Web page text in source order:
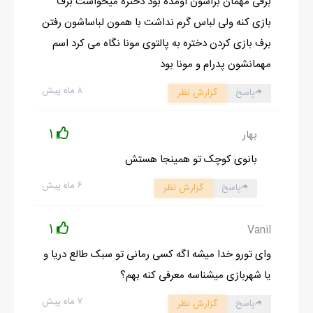
بعدهمینطور که میرفت گفت
_معلوم نیست چه جونوریه خطرناک شدن این دخترا جدیدا.بدبخت
شوهرش..
پوزخند زدم و راه افتادم..خیلی سخت بود یکی دوبار خیابونا رو رفتم و
برگشتم ولی بالاخره رسیدم.
زنگو زدم و در باز شد.رفتم داخل تا رسیدن به در ورودی قر دادم و شعر
_مست مستم واااای جامو ببر بالاااا بسپر به دست باااااد می پرسم کن
تو عالم مستییییی امشب شب...
دیگه به "یلداست" آخرش نرسیدم دیدم یکی دیگه تو خونس.یه خانوم
_شماااا؟
_سلام خانم من شهربانو هستم با شوهرم نادر و با یکی به اسم
فرنگیس خدمتکارتون هستیم.
بازی کنه ولی لباس گرم نداشت با همون لباساشون رفتن
برف بازی کردن دختره به پالتوی مونا نگاه می کرد اسم
مهمانشون پدرام و مونا بود
۸ ماه پیش پاسخ گزارش نظر
بهار 1
بانوی کوچک تو همینجا هستش
۶ ماه پیش پاسخ گزارش نظر
Vanil
1
وای تورو خدا میشه اگه کسی رمانی تو سبک طالع دریا و
یا شهربازی میشناسه معرفی کنه بهم؟
۷ ماه پیش پاسخ گزارش نظر